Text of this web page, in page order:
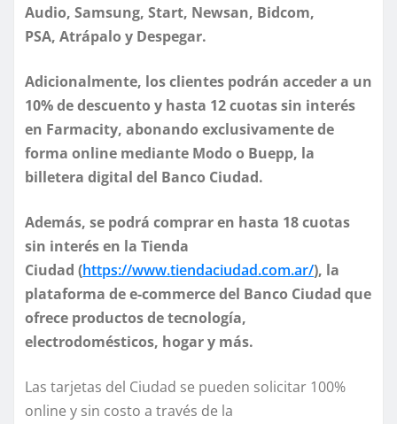
Audio, Samsung, Start, Newsan, Bidcom,
PSA, Atrápalo y Despegar.
Adicionalmente, los clientes podrán acceder a un
10% de descuento y hasta 12 cuotas sin interés
en Farmacity, abonando exclusivamente de
forma online mediante Modo o Buepp, la
billetera digital del Banco Ciudad.
Además, se podrá comprar en hasta 18 cuotas
sin interés en la Tienda
Ciudad (https://www.tiendaciudad.com.ar/), la
plataforma de e-commerce del Banco Ciudad que
ofrece productos de tecnología,
electrodomésticos, hogar y más.
Las tarjetas del Ciudad se pueden solicitar 100%
online y sin costo a través de la